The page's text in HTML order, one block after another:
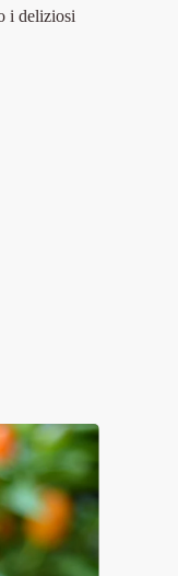
i deliziosi